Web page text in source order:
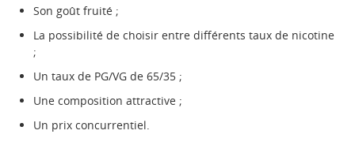
Son goût fruité ;
La possibilité de choisir entre différents taux de nicotine
;
Un taux de PG/VG de 65/35 ;
Une composition attractive ;
Un prix concurrentiel.